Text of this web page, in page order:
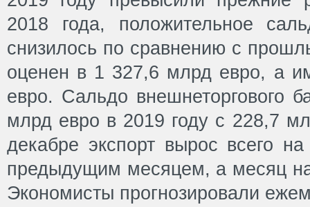
2018 года, положительное
снизилось по сравнению с
оценен в 1 327,6 млрд евро, а
евро. Сальдо внешнеторгового
млрд евро в 2019 году с 228,7
декабре экспорт вырос всего
предыдущим месяцем, а месяц
Экономисты прогнозировали